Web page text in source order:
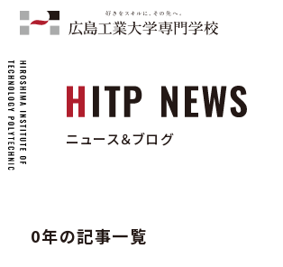
ニュース＆ブログ
0年の記事一覧